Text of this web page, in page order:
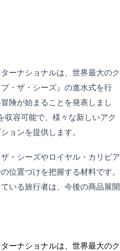
ーナショナルは、世界最大のク
・ザ・シーズ』の進水式を行
険が始まることを発表しまし
収容可能で、様々な新しいアク
ョンを提供します。
・シーズやロイヤル・カリビア
位置づけを把握する材料です。
いる旅行者は、今後の商品展開
ーナショナルは、世界最大のク